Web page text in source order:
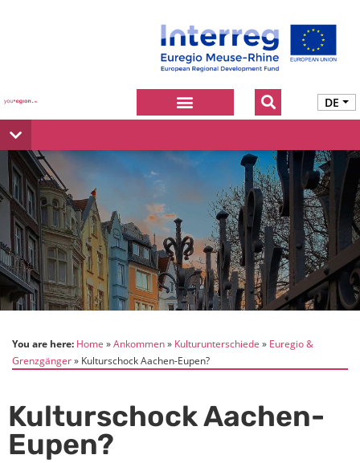
DE
You are here: Home Ankommen Kulturunterschiede
Euregio &
Grenzgänger
Kulturschock Aachen-Eupen?
Kulturschock Aachen-
Eupen?